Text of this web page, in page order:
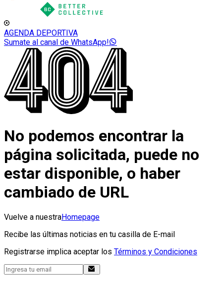
AGENDA DEPORTIVA
Sumate al canal de WhatsApp!
No podemos encontrar la
página solicitada, puede no
estar disponible, o haber
cambiado de URL
Vuelve a nuestraHomepage
Recibe las últimas noticias en tu casilla de E-mail
Registrarse implica aceptar los Términos y Condiciones